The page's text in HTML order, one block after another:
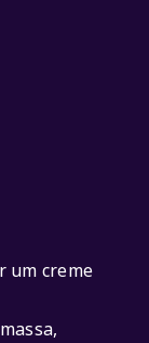
um creme